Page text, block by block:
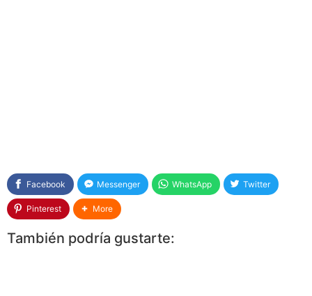
Facebook Messenger WhatsApp Twitter
Pinterest More
También podría gustarte: